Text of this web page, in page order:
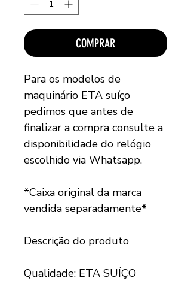
COMPRAR
Para os modelos de
maquinário ETA suíço
pedimos que antes de
finalizar a compra consulte a
disponibilidade do relógio
escolhido via Whatsapp.
*Caixa original da marca
vendida separadamente*
Descrição do produto
Qualidade: ETA SUÍÇO